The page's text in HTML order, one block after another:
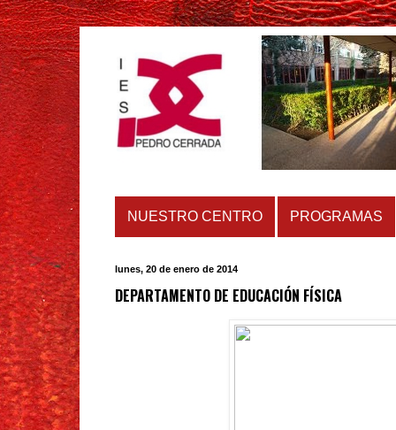
NUESTRO CENTRO PROGRAMAS
lunes, 20 de enero de 2014
DEPARTAMENTO DE EDUCACIÓN FÍSICA